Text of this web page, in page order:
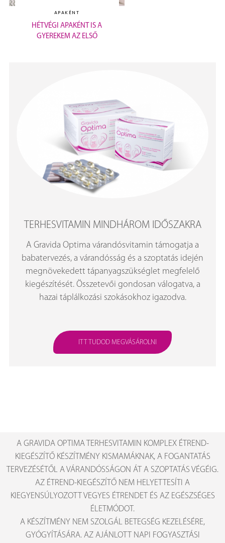
APAKÉNT
HÉTVÉGI APAKÉNT IS A
GYEREKEM AZ ELSŐ
TERHESVITAMIN MINDHÁROM IDŐSZAKRA
A Gravida Optima várandósvitamin támogatja a
babatervezés, a várandósság és a szoptatás idején
megnövekedett tápanyagszükséglet megfelelő
kiegészítését. Összetevői gondosan válogatva, a
hazai táplálkozási szokásokhoz igazodva.
ITT TUDOD MEGVÁSÁROLNI
A GRAVIDA OPTIMA TERHESVITAMIN KOMPLEX ÉTREND-
KIEGÉSZÍTŐ KÉSZÍTMÉNY KISMAMÁKNAK, A FOGANTATÁS
TERVEZÉSÉTŐL A VÁRANDÓSSÁGON ÁT A SZOPTATÁS VÉGÉIG.
AZ ÉTREND-KIEGÉSZÍTŐ NEM HELYETTESÍTI A
KIEGYENSÚLYOZOTT VEGYES ÉTRENDET ÉS AZ EGÉSZSÉGES
ÉLETMÓDOT.
A KÉSZÍTMÉNY NEM SZOLGÁL BETEGSÉG KEZELÉSÉRE,
GYÓGYÍTÁSÁRA. AZ AJÁNLOTT NAPI FOGYASZTÁSI